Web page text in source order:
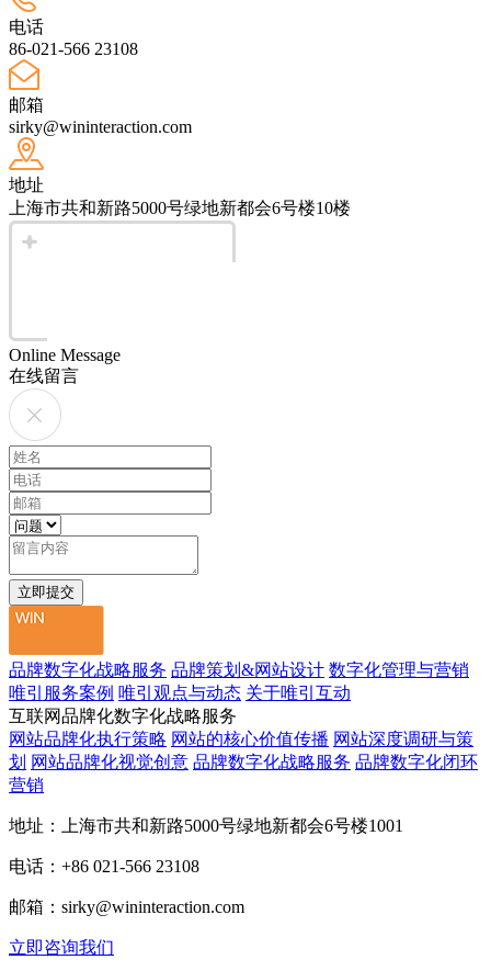
电话
86-021-566 23108
邮箱
sirky@wininteraction.com
地址
上海市共和新路5000号绿地新都会6号楼10楼
Online Message
在线留言
品牌数字化战略服务 品牌策划&网站设计 数字化管理与营销
唯引服务案例 唯引观点与动态 关于唯引互动
互联网品牌化数字化战略服务
网站品牌化执行策略 网站的核心价值传播 网站深度调研与策
划 网站品牌化视觉创意 品牌数字化战略服务 品牌数字化闭环
营销
地址：上海市共和新路5000号绿地新都会6号楼1001
电话：+86 021-566 23108
邮箱：sirky@wininteraction.com
立即咨询我们